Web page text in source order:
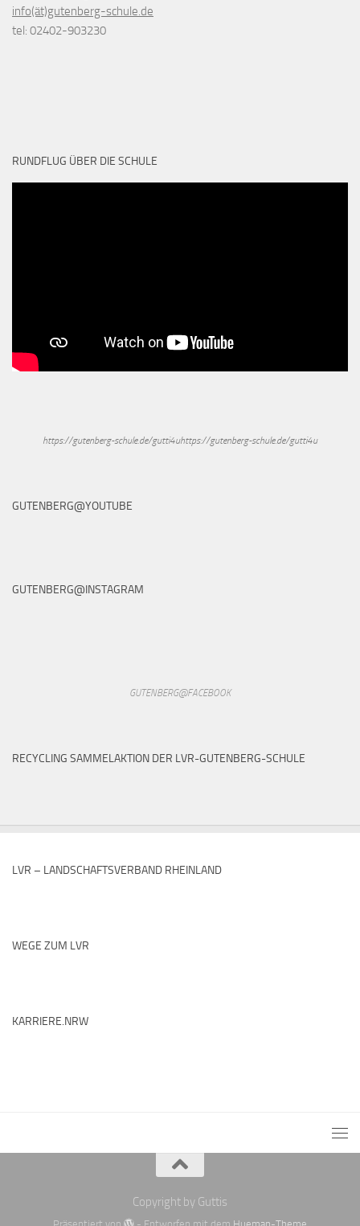
info(ät)gutenberg-schule.de
tel: 02402-903230
RUNDFLUG ÜBER DIE SCHULE
https://gutenberg-schule.de/gutti4uhttps://gutenberg-schule.de/gutti4u
GUTENBERG@YOUTUBE
GUTENBERG@INSTAGRAM
GUTENBERG@FACEBOOK
RECYCLING SAMMELAKTION DER LVR-GUTENBERG-SCHULE
LVR – LANDSCHAFTSVERBAND RHEINLAND
WEGE ZUM LVR
KARRIERE.NRW
Copyright by Guttis